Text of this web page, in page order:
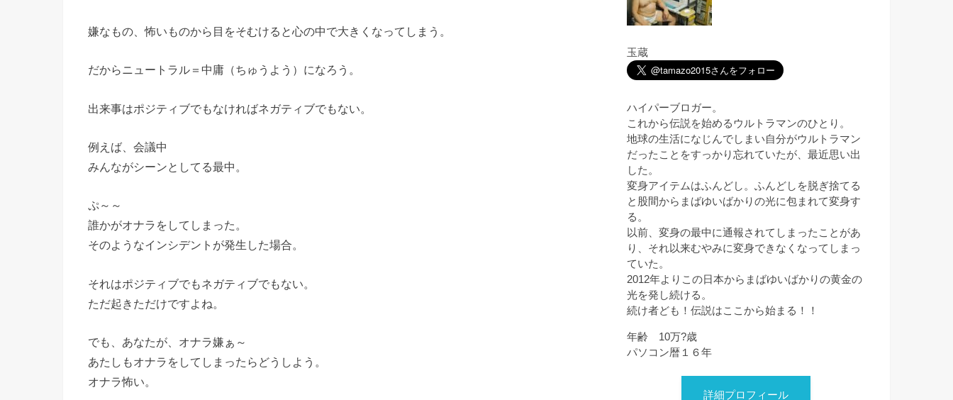
嫌なもの、怖いものから目をそむけると心の中で大きくなってしまう。
だからニュートラル＝中庸（ちゅうよう）になろう。
出来事はポジティブでもなければネガティブでもない。
例えば、会議中
みんながシーンとしてる最中。
ぷ～～
誰かがオナラをしてしまった。
そのようなインシデントが発生した場合。
それはポジティブでもネガティブでもない。
ただ起きただけですよね。
でも、あなたが、オナラ嫌ぁ～
あたしもオナラをしてしまったらどうしよう。
オナラ怖い。
玉蔵
ハイパーブロガー。
これから伝説を始めるウルトラマンのひとり。
地球の生活になじんでしまい自分がウルトラマン
だったことをすっかり忘れていたが、最近思い出
した。
変身アイテムはふんどし。ふんどしを脱ぎ捨てる
と股間からまばゆいばかりの光に包まれて変身す
る。
以前、変身の最中に通報されてしまったことがあ
り、それ以来むやみに変身できなくなってしまっ
ていた。
2012年よりこの日本からまばゆいばかりの黄金の
光を発し続ける。
続け者ども！伝説はここから始まる！！
年齢 10万?歳
パソコン暦１６年
詳細プロフィール